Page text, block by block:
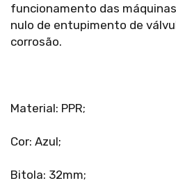
funcionamento das
nulo de entupimento de
corrosão.
Material: PPR;
Cor: Azul;
Bitola: 32mm;